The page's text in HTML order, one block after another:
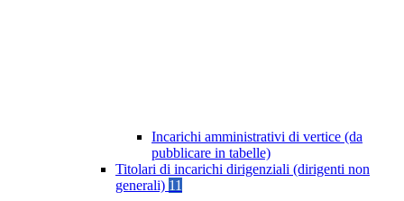
Incarichi amministrativi di vertice (da
pubblicare in tabelle)
Titolari di incarichi dirigenziali (dirigenti non
generali) 11